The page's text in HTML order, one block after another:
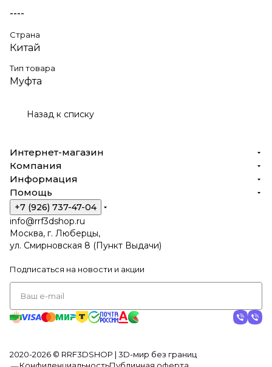
----
Страна
Китай
Тип товара
Муфта
Назад к списку
Интернет-магазин
Компания
Информация
Помощь
+7 (926) 737-47-04
info@rrf3dshop.ru
Москва, г. Люберцы,
ул. Смирновская 8 (Пункт Выдачи)
Подписаться на новости и акции
2020-2026 © RRF3DSHOP | 3D-мир без границ